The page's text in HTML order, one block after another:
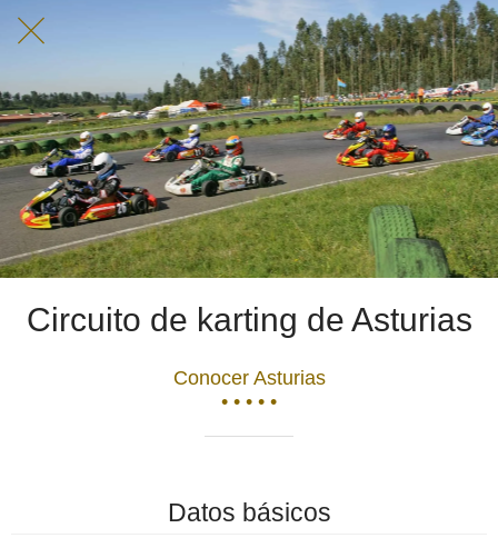
Circuito de karting de Asturias
Conocer Asturias
• • • • •
Datos básicos